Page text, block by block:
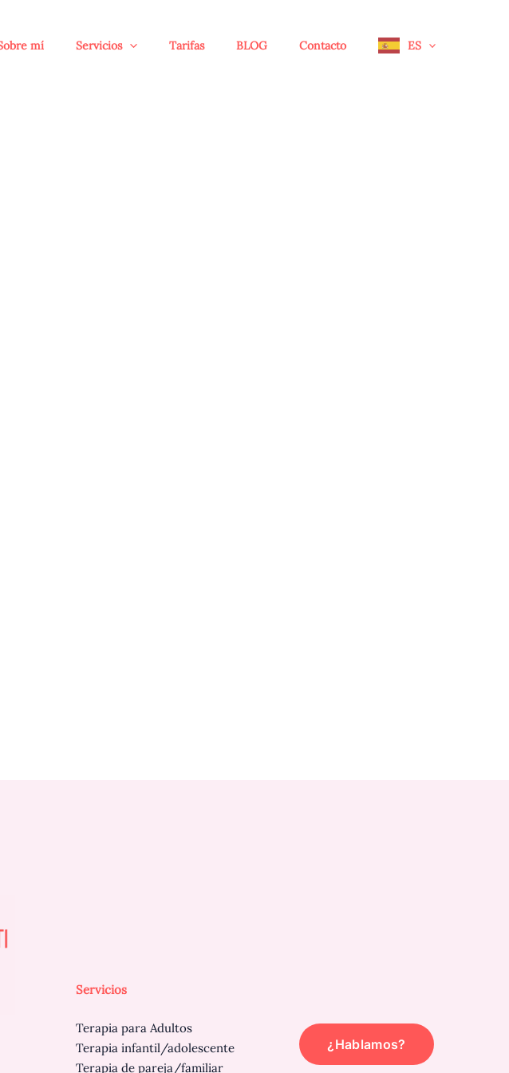
mí Servicios Tarifas BLOG Contacto ES
Servicios
Terapia para Adultos
Terapia infantil/adolescente
Terapia de pareja/familiar
¿Hablamos?